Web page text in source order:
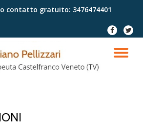
contatto gratuito: 3476474401
fa-
facebook
fa-
twitter